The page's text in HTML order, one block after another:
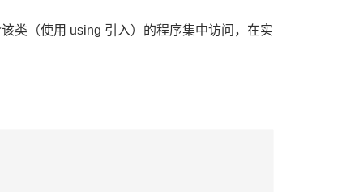
类（使用 using 引入）的程序集中访问，在实